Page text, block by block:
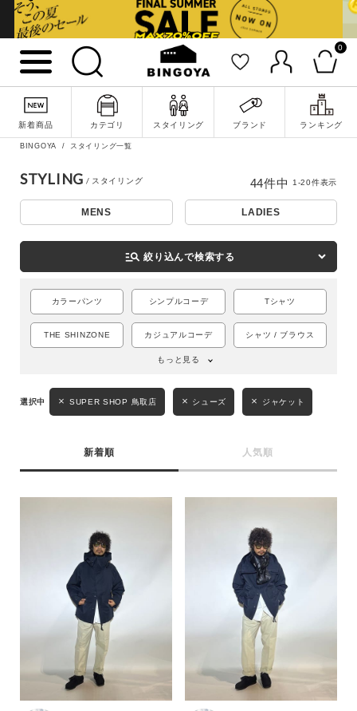
0
新着商品 カテゴリ スタイリング ブランド ランキング
詳細検索
BINGOYA スタイリング一覧
STYLING
MENS LADIES
manage_search 絞り込んで検索する
カラーパンツ シンプルコーデ Tシャツ
THE SHINZONE カジュアルコーデ シャツ / ブラウス
もっと見る
SUPER SHOP 鳥取店 シューズ ジャケット
新着順 人気順
44件中 1-20件表示